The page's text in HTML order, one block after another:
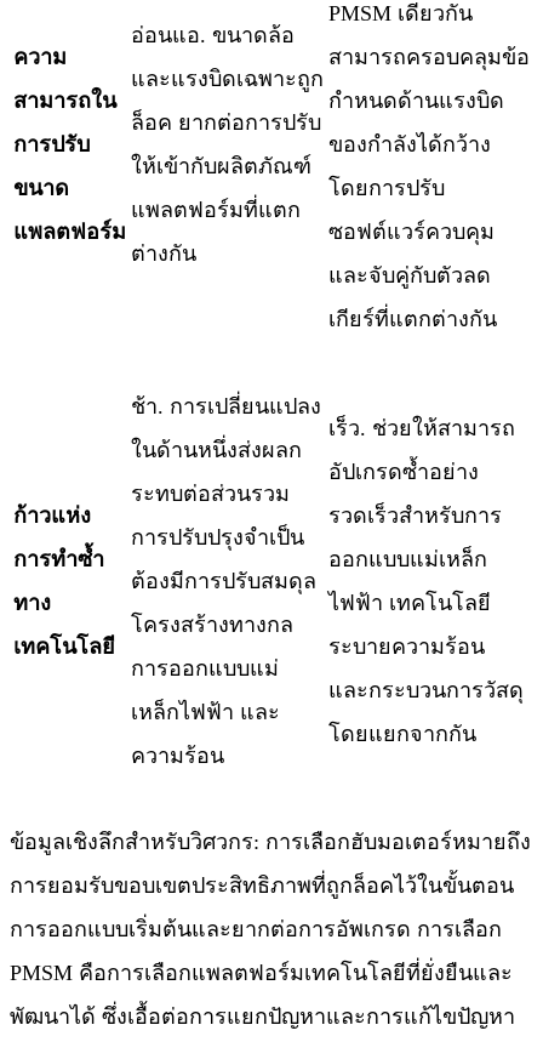
ความ
สามารถใน
การปรับ
ขนาด
แพลตฟอร์ม
อ่อนแอ. ขนาดล้อ
และแรงบิดเฉพาะถูก
ล็อค ยากต่อการปรับ
ให้เข้ากับผลิตภัณฑ์
แพลตฟอร์มที่แตก
ต่างกัน
PMSM เดียวกัน
สามารถครอบคลุมข้อ
กำหนดด้านแรงบิด
ของกำลังได้กว้าง
โดยการปรับ
ซอฟต์แวร์ควบคุม
และจับคู่กับตัวลด
เกียร์ที่แตกต่างกัน
ก้าวแห่ง
การทำซ้ำ
ทาง
เทคโนโลยี
ช้า. การเปลี่ยนแปลง
ในด้านหนึ่งส่งผลก
ระทบต่อส่วนรวม
การปรับปรุงจำเป็น
ต้องมีการปรับสมดุล
โครงสร้างทางกล
การออกแบบแม่
เหล็กไฟฟ้า และ
ความร้อน
เร็ว. ช่วยให้สามารถ
อัปเกรดซ้ำอย่าง
รวดเร็วสำหรับการ
ออกแบบแม่เหล็ก
ไฟฟ้า เทคโนโลยี
ระบายความร้อน
และกระบวนการวัสดุ
โดยแยกจากกัน
​ข้อมูลเชิงลึกสำหรับวิศวกร: การเลือกฮับมอเตอร์หมายถึง
การยอมรับขอบเขตประสิทธิภาพที่ถูกล็อคไว้ในขั้นตอน
การออกแบบเริ่มต้นและยากต่อการอัพเกรด การเลือก
PMSM คือการเลือกแพลตฟอร์มเทคโนโลยีที่ยั่งยืนและ
พัฒนาได้ ซึ่งเอื้อต่อการแยกปัญหาและการแก้ไขปัญหา